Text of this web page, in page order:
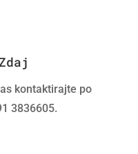
kontaktirajte po
3836605.